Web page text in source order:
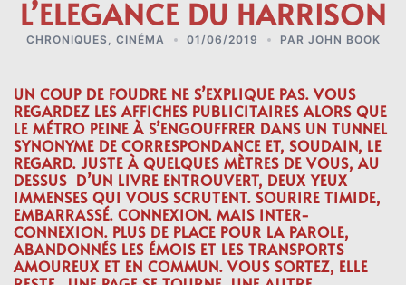
L’ELEGANCE DU HARRISON
CHRONIQUES CINÉMA 01/06/2019 PAR JOHN BOOK
UN COUP DE FOUDRE NE S’EXPLIQUE PAS. VOUS
REGARDEZ LES AFFICHES PUBLICITAIRES ALORS QUE
LE MÉTRO PEINE À S’ENGOUFFRER DANS UN TUNNEL
SYNONYME DE CORRESPONDANCE ET, SOUDAIN, LE
REGARD. JUSTE À QUELQUES MÈTRES DE VOUS, AU
DESSUS D’UN LIVRE ENTROUVERT, DEUX YEUX
IMMENSES QUI VOUS SCRUTENT. SOURIRE TIMIDE,
EMBARRASSÉ. CONNEXION. MAIS INTER-
CONNEXION. PLUS DE PLACE POUR LA PAROLE,
ABANDONNÉS LES ÉMOIS ET LES TRANSPORTS
AMOUREUX ET EN COMMUN. VOUS SORTEZ, ELLE